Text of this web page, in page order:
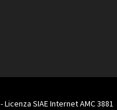
SIAE Internet AMC 3881